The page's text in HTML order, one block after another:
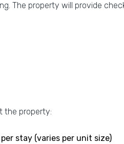
The property will provide
the property:
stay (varies per unit size)